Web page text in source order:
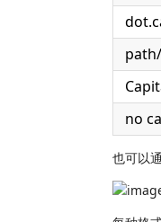
no
也可以